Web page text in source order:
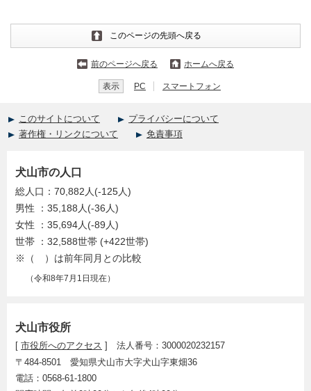
このページの先頭へ戻る
前のページへ戻る ホームへ戻る
表示 PC スマートフォン
このサイトについて
プライバシーについて
著作権・リンクについて
免責事項
犬山市役所
[ 市役所へのアクセス ] 法人番号：3000020232157
〒484-8501 愛知県犬山市大字犬山字東畑36
電話：0568-61-1800
犬山市の人口
総人口：70,882人(-125人)
男性 ：35,188人(-36人)
女性 ：35,694人(-89人)
世帯 ：32,588世帯 (+422世帯)
※（ ）は前年同月との比較
（令和8年7月1日現在）